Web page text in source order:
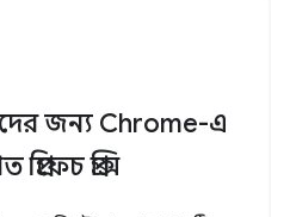
জন্য Chrome-এ
প্রক্সি